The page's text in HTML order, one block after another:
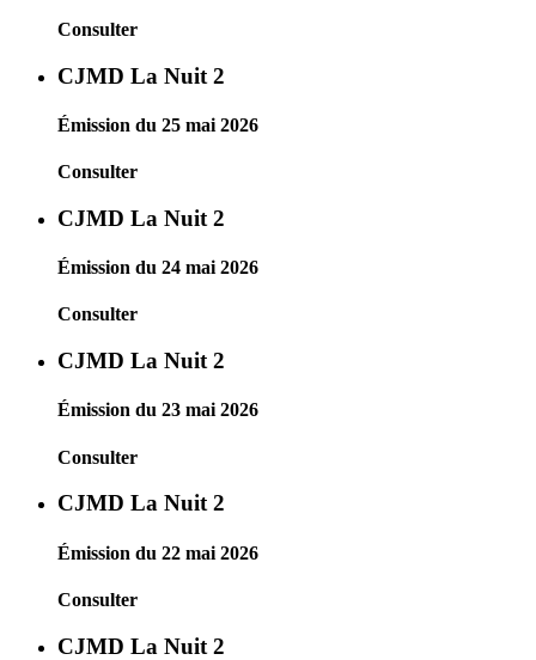
Consulter
CJMD La Nuit 2
Émission du 25 mai 2026
Consulter
CJMD La Nuit 2
Émission du 24 mai 2026
Consulter
CJMD La Nuit 2
Émission du 23 mai 2026
Consulter
CJMD La Nuit 2
Émission du 22 mai 2026
Consulter
CJMD La Nuit 2